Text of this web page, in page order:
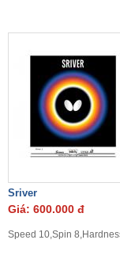
Sriver
Giá: 600.000 đ
Speed 10,Spin